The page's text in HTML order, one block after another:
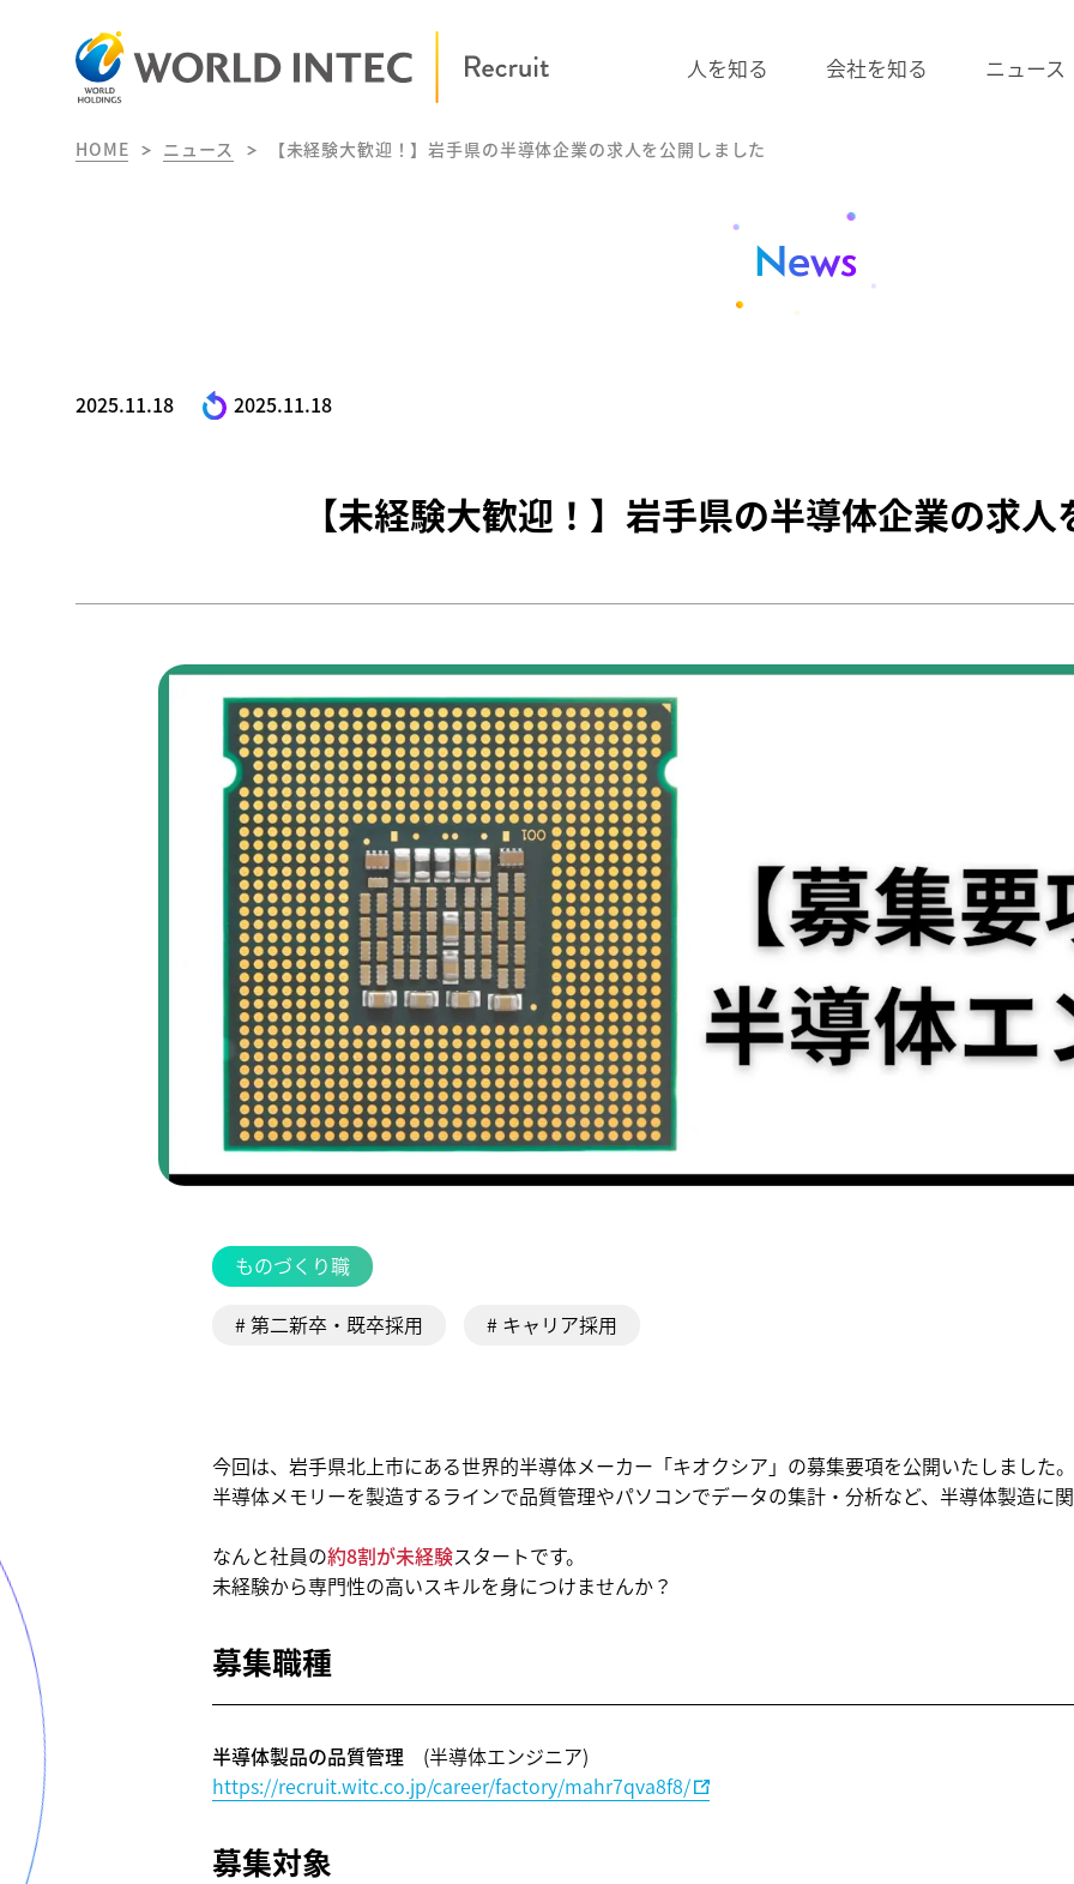
人を知る 会社を知る ニュース
ものづくり職
HOME ニュース 【未経験大歓迎！】岩手県の半導体企業の求人を公開しました
News
2025.11.18 2025.11.18
【未経験大歓迎！】岩手県の半導体企業の求
ものづくり職
# 第二新卒・既卒採用 # キャリア採用
今回は、岩手県北上市にある世界的半導体メーカー「キオクシア」の募集要項を公開いたしました。
半導体メモリーを製造するラインで品質管理やパソコンでデータの集計・分析など、半導体製造に
なんと社員の約8割が未経験スタートです。
未経験から専門性の高いスキルを身につけませんか？
募集職種
半導体製品の品質管理 (半導体エンジニア)
https://recruit.witc.co.jp/career/factory/mahr7qva8f8/
募集対象